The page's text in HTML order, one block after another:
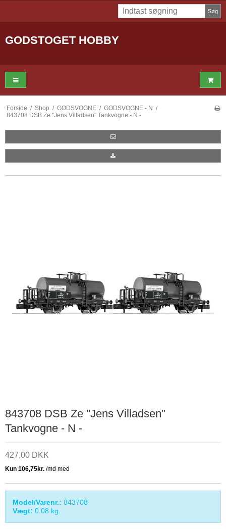
Søg
GODSTOGET HOBBY
Forside / Shop / GODSVOGNE / GODSVOGNE - N /
843708 DSB Ze ''Jens Villadsen'' Tankvogne - N -
843708 DSB Ze ''Jens Villadsen''
Tankvogne - N -
427,00 DKK
Model/Varenr.: 843708
Vægt: 0.08 kg.